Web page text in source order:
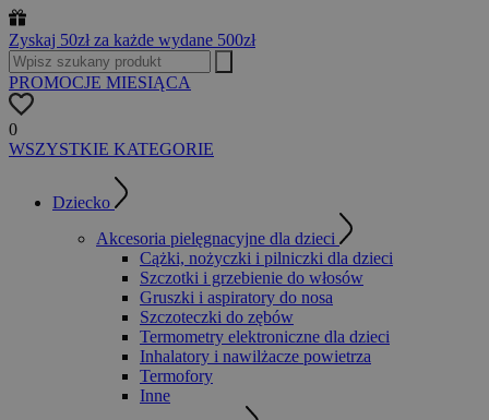
Zyskaj 50zł za każde wydane 500zł
PROMOCJE MIESIĄCA
0
WSZYSTKIE KATEGORIE
Dziecko
Akcesoria pielęgnacyjne dla dzieci
Cążki, nożyczki i pilniczki dla dzieci
Szczotki i grzebienie do włosów
Gruszki i aspiratory do nosa
Szczoteczki do zębów
Termometry elektroniczne dla dzieci
Inhalatory i nawilżacze powietrza
Termofory
Inne